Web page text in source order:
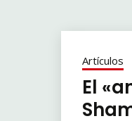
Artículos
El